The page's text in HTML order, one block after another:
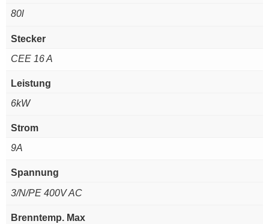
80l
Stecker
CEE 16 A
Leistung
6kW
Strom
9A
Spannung
3/N/PE 400V AC
Brenntemp. Max